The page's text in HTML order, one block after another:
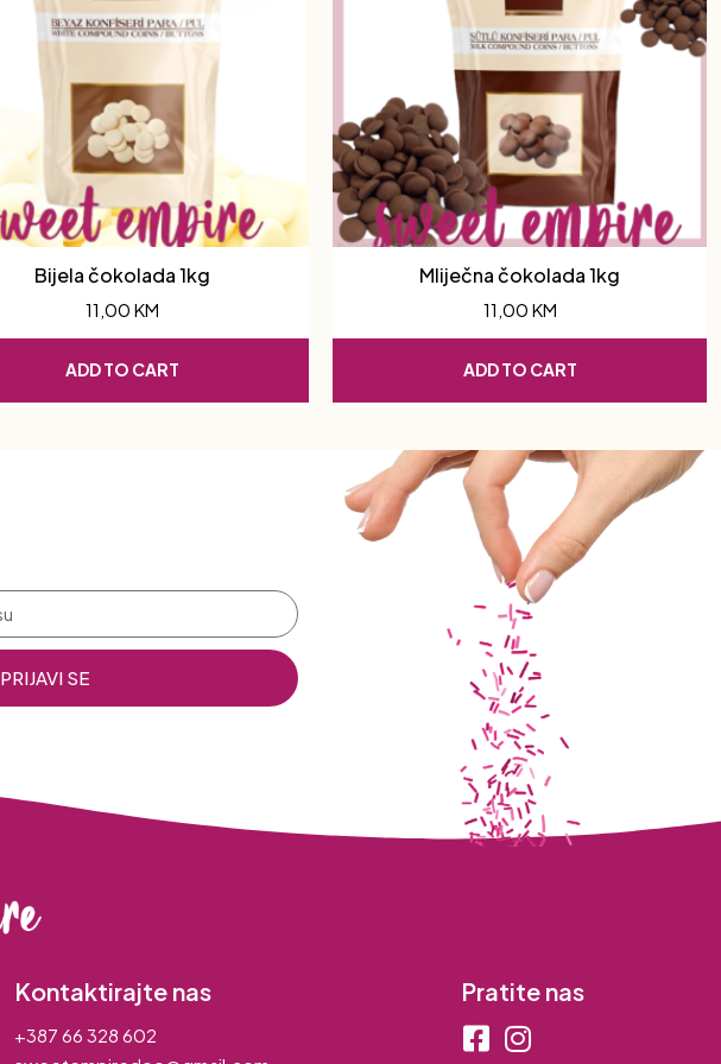
Bijela čokolada 1kg
11,00 KM
ADD TO CART
Mliječna čokolada 1kg
11,00 KM
ADD TO CART
PRIJAVI SE
Kontaktirajte nas
+387 66 328 602
Pratite nas